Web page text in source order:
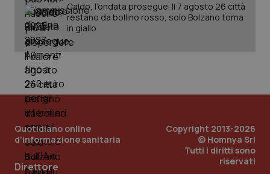
Caldo, l’ondata prosegue. Il 7 agosto 26 città
restano da bollino rosso, solo Bolzano torna
in giallo
Quotidiano online
d'informazione sanitaria
Direttore
Copyright 2013-2026
© Homnya Srl
Tutti i diritti sono
riservati